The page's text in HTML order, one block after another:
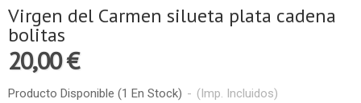
Virgen del Carmen silueta plata cadena
bolitas
20,00 €
Producto Disponible (1 En Stock) - (Imp. Incluidos)